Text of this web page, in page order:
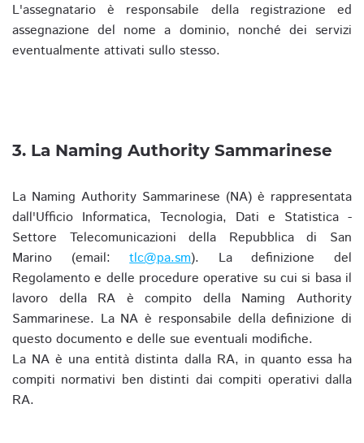
L'assegnatario è responsabile della registrazione ed
assegnazione del nome a dominio, nonché dei servizi
eventualmente attivati sullo stesso.
3. La Naming Authority Sammarinese
La Naming Authority Sammarinese (NA) è rappresentata
dall'Ufficio Informatica, Tecnologia, Dati e Statistica -
Settore Telecomunicazioni della Repubblica di San
Marino (email:tlc@pa.sm). La definizione del
Regolamento e delle procedure operative su cui si basa il
lavoro della RA è compito della Naming Authority
Sammarinese. La NA è responsabile della definizione di
questo documento e delle sue eventuali modifiche.
La NA è una entità distinta dalla RA, in quanto essa ha
compiti normativi ben distinti dai compiti operativi dalla
RA.